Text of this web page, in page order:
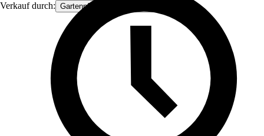
Verkauf durch: Gartenpflanzen Ammerland